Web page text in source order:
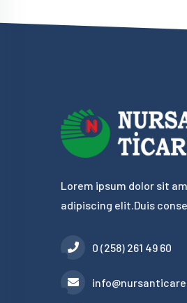
Lorem ipsum dolor sit
adipiscing elit.Duis
0 (258) 261 49 60